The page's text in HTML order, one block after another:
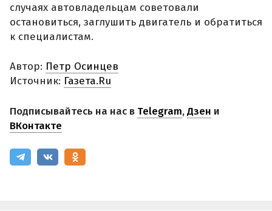
случаях автовладельцам советовали
остановиться, заглушить двигатель и обратиться
к специалистам.
Автор: Петр Осинцев
Источник: Газета.Ru
Подписывайтесь на нас в Telegram,Дзен и
ВКонтакте